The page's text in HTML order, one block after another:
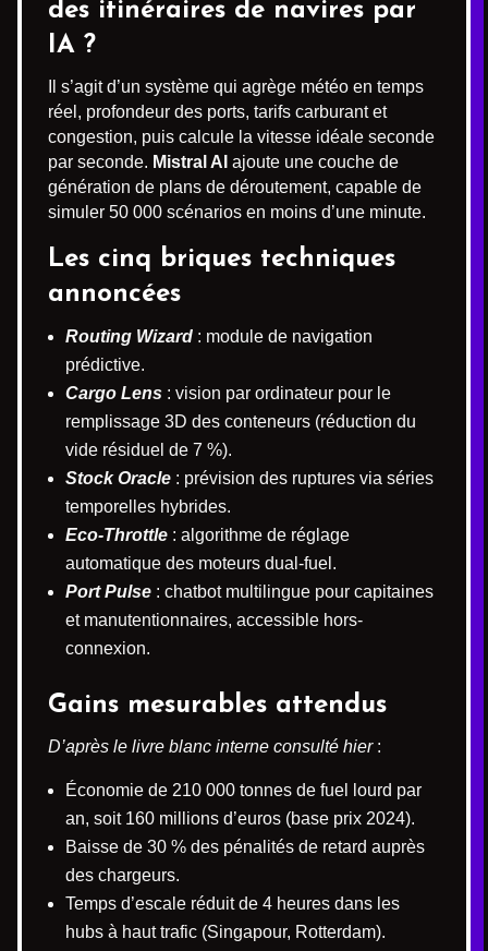
des itinéraires de navires par
IA ?
Il s’agit d’un système qui agrège météo en temps
réel, profondeur des ports, tarifs carburant et
congestion, puis calcule la vitesse idéale seconde
par seconde. Mistral AI ajoute une couche de
génération de plans de déroutement, capable de
simuler 50 000 scénarios en moins d’une minute.
Les cinq briques techniques
annoncées
Routing Wizard : module de navigation
prédictive.
Cargo Lens : vision par ordinateur pour le
remplissage 3D des conteneurs (réduction du
vide résiduel de 7 %).
Stock Oracle : prévision des ruptures via séries
temporelles hybrides.
Eco-Throttle : algorithme de réglage
automatique des moteurs dual-fuel.
Port Pulse : chatbot multilingue pour capitaines
et manutentionnaires, accessible hors-
connexion.
Gains mesurables attendus
D’après le livre blanc interne consulté hier:
Économie de 210 000 tonnes de fuel lourd par
an, soit 160 millions d’euros (base prix 2024).
Baisse de 30 % des pénalités de retard auprès
des chargeurs.
Temps d’escale réduit de 4 heures dans les
hubs à haut trafic (Singapour, Rotterdam).